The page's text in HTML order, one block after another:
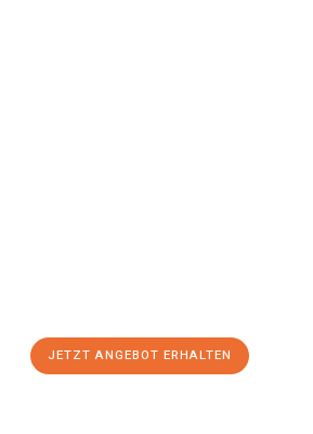
JETZT ANGEBOT ERHALTEN